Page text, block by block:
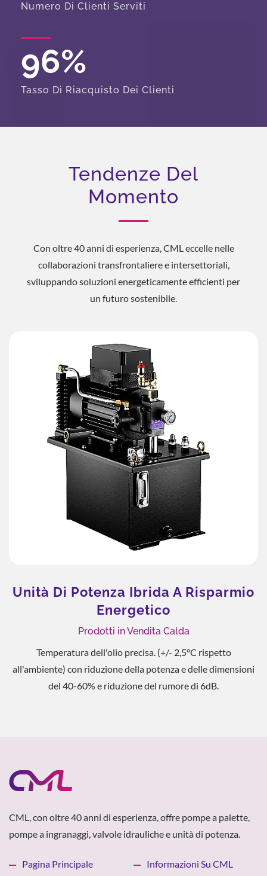
Numero Di Clienti Serviti
96%
Tasso Di Riacquisto Dei Clienti
Tendenze Del
Momento
Con oltre 40 anni di esperienza, CML eccelle nelle
collaborazioni transfrontaliere e intersettoriali,
sviluppando soluzioni energeticamente efficienti per
un futuro sostenibile.
Potenza Ibrida A Risparmio
Energetico
Prodotti in Vendita Calda
dell'olio precisa. (+/- 2,5°C rispetto
con riduzione della potenza e delle dimensioni
40-60% e riduzione del rumore di 6dB.
CML, con oltre 40 anni di esperienza, offre pompe a palette,
pompe a ingranaggi, valvole idrauliche e unità di potenza.
Pagina Principale
Informazioni Su CML